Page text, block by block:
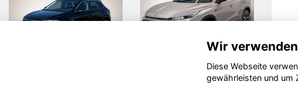
Wir
Diese Webseite
gewährleisten und um